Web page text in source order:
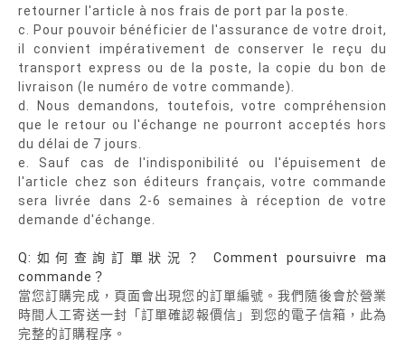
retourner l'article à nos frais de port par la poste.
c. Pour pouvoir bénéficier de l'assurance de votre droit,
il convient impérativement de conserver le reçu du
transport express ou de la poste, la copie du bon de
livraison (le numéro de votre commande).
d. Nous demandons, toutefois, votre compréhension
que le retour ou l'échange ne pourront acceptés hors
du délai de 7 jours.
e. Sauf cas de l'indisponibilité ou l'épuisement de
l'article chez son éditeurs français, votre commande
sera livrée dans 2-6 semaines à réception de votre
demande d'échange.
Q:如何查詢訂單狀況？ Comment poursuivre ma
commande？
當您訂購完成，頁面會出現您的訂單編號。我們隨後會於營業
時間人工寄送一封「訂單確認報價信」到您的電子信箱，此為
完整的訂購程序。